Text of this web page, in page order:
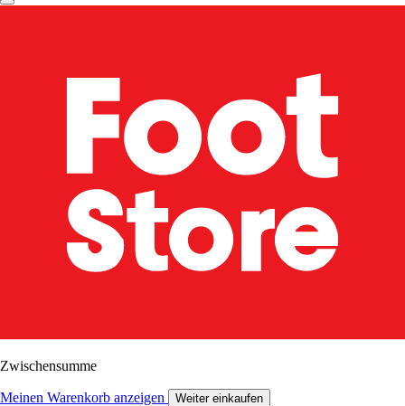
Zwischensumme
Meinen Warenkorb anzeigen Weiter einkaufen